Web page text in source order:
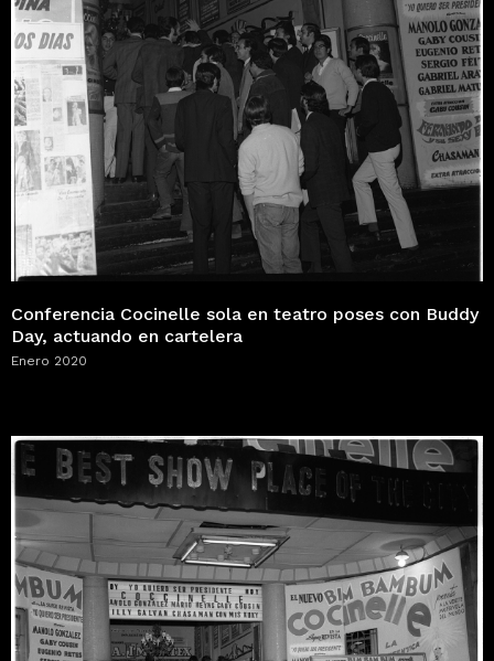
Conferencia Cocinelle sola en teatro poses con Buddy
Day, actuando en cartelera
Enero 2020